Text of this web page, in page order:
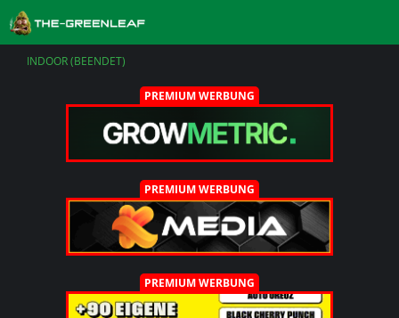
INDOOR (BEENDET)
PREMIUM WERBUNG
PREMIUM WERBUNG
PREMIUM WERBUNG